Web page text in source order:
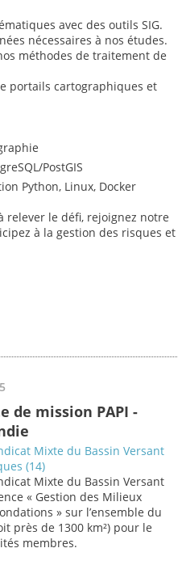
avec des outils SIG.
nécessaires à nos études.
méthodes de traitement de
portails cartographiques et
PostGIS
Python, Linux, Docker
relever le défi, rejoignez notre
à la gestion des risques et
de mission PAPI -
Mixte du Bassin Versant
(14)
Mixte du Bassin Versant
« Gestion des Milieux
» sur l’ensemble du
près de 1300 km²) pour le
membres.